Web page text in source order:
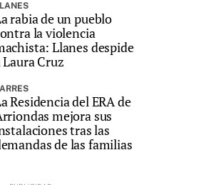
rabia de un pueblo
la violencia
Llanes despide
Laura Cruz
Residencia del ERA de
mejora sus
tras las
de las familias